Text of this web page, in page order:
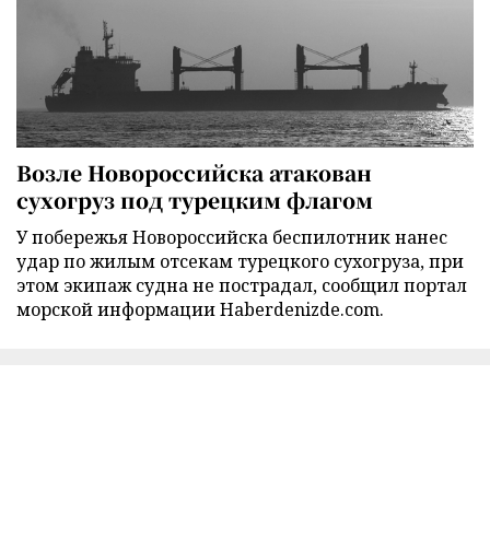
Возле Новороссийска атакован
сухогруз под турецким флагом
У побережья Новороссийска беспилотник нанес
удар по жилым отсекам турецкого сухогруза, при
этом экипаж судна не пострадал, сообщил портал
морской информации Haberdenizde.com.